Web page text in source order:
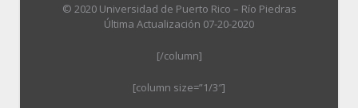
© 2020 Universidad de Puerto Rico – Río Piedras
Última Actualización 07-20-2020
[/column]
[column size=”1/3″]